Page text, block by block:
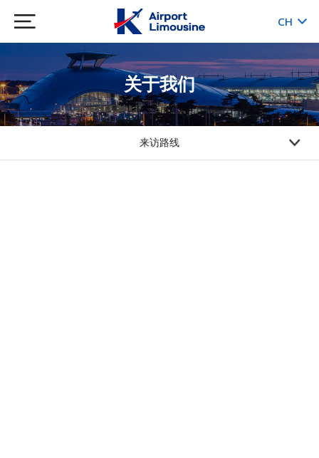
CH
KR
JP
EN
关于我们
来访路线